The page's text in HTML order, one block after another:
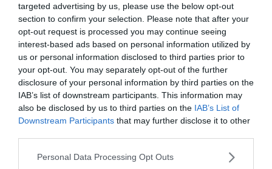
targeted advertising by us, please use the below opt-out
section to confirm your selection. Please note that after your
opt-out request is processed you may continue seeing
interest-based ads based on personal information utilized by
us or personal information disclosed to third parties prior to
your opt-out. You may separately opt-out of the further
disclosure of your personal information by third parties on the
IAB’s list of downstream participants. This information may
also be disclosed by us to third parties on the IAB’s List of
Downstream Participants that may further disclose it to other
Please note that this website/app uses one or more Google
Personal Data Processing Opt Outs
I sista akten är det bara musiken som på ett
oförklarligt sätt transformerar vår livsupplevelse. Nya
texter med oförglömliga insikter väntar moget på att
upphöjas genom den musikaliska kompositionens
processer. Denna ström av nya tonsättningar är det
närmaste vi kan komma en övervinnelse av
motsättningen mellan liv och död. Sista fraserna ur
Mahlers”Das Lied von der Erde”förklingar ännu ”evigt”.
Läkare. Biträdande professor i tvärvetenskapliga studier